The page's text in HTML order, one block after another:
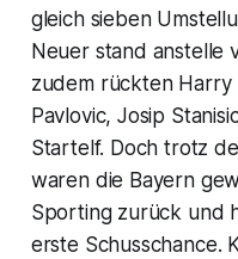
gleich sieben
Neuer stand anstelle
zudem rückten Harry
Pavlovic, Josip
Startelf. Doch trotz
waren die Bayern
Sporting zurück und
erste Schusschance.